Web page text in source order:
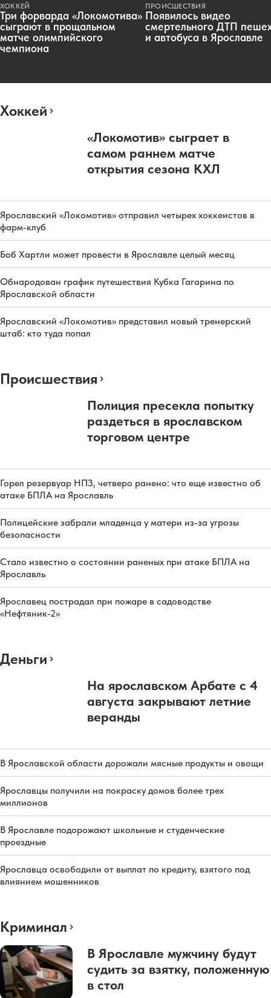
ХОККЕЙ
Три форварда «Локомотива»
сыграют в прощальном
матче олимпийского
чемпиона
ПРОИСШЕСТВИЯ
Появилось видео
смертельного ДТП
и автобуса в Ярославле
Хоккей
«Локомотив» сыграет в
самом раннем матче
открытия сезона КХЛ
Ярославский «Локомотив» отправил четырех хоккеистов в
фарм-клуб
Боб Хартли может провести в Ярославле целый месяц
Обнародован график путешествия Кубка Гагарина по
Ярославской области
Ярославский «Локомотив» представил новый тренерский
штаб: кто туда попал
Происшествия
Полиция пресекла попытку
раздеться в ярославском
торговом центре
Горел резервуар НПЗ, четверо ранено: что еще известно об
атаке БПЛА на Ярославль
Полицейские забрали младенца у матери из-за угрозы
безопасности
Стало известно о состоянии раненых при атаке БПЛА на
Ярославль
Ярославец пострадал при пожаре в садоводстве
«Нефтяник-2»
Деньги
На ярославском Арбате с 4
августа закрывают летние
веранды
В Ярославской области дорожали мясные продукты и овощи
Ярославцы получили на покраску домов более трех
миллионов
В Ярославле подорожают школьные и студенческие
проездные
Ярославца освободили от выплат по кредиту, взятого под
влиянием мошенников
Криминал
В Ярославле мужчину будут
судить за взятку, положенную
в стол